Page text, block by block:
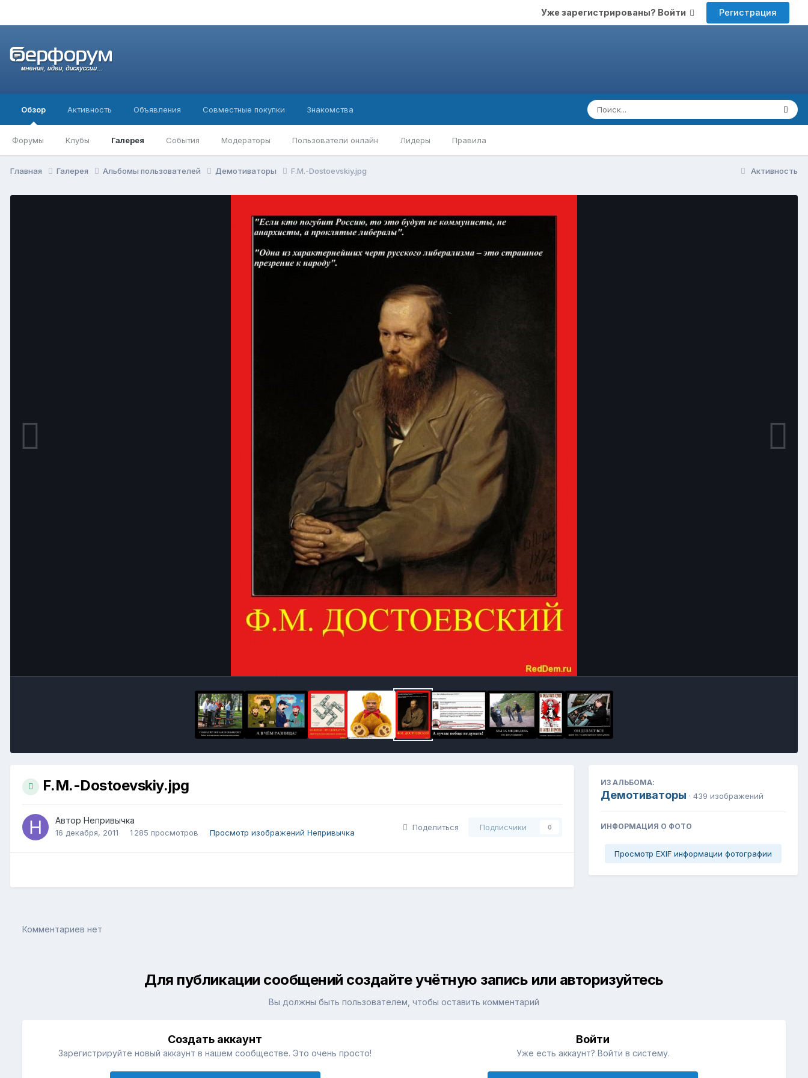
Уже зарегистрированы? Войти Регистрация
Обзор
Форумы Клубы Галерея События Модераторы Пользователи онлайн Лидеры Правила
Активность Объявления Совместные покупки Знакомства
Активность
Главная Галерея Альбомы пользователей Демотиваторы F.M.-Dostoevskiy.jpg
F.M.-Dostoevskiy.jpg
Автор Непривычка
16 декабря, 2011 1 285 просмотров Просмотр изображений Непривычка
Поделиться Подписчики 0
ИЗ АЛЬБОМА:
Демотиваторы · 439 изображений
ИНФОРМАЦИЯ О ФОТО
Просмотр EXIF информации фотографии
Комментариев нет
Для публикации сообщений создайте учётную запись или авторизуйтесь
Вы должны быть пользователем, чтобы оставить комментарий
Создать аккаунт
Зарегистрируйте новый аккаунт в нашем сообществе. Это очень просто!
Войти
Уже есть аккаунт? Войти в систему.